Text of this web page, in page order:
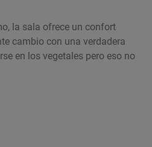
la sala ofrece un confort
cambio con una verdadera
en los vegetales pero eso no